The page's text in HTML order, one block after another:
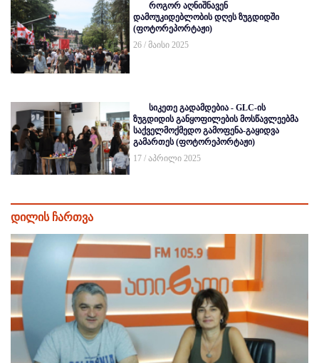
როგორ აღნიშნავენ
დამოუკიდებლობის დღეს ზუგდიდში
(ფოტორეპორტაჟი)
26 / მაისი 2025
სიკეთე გადამდებია - GLC-ის
ზუგდიდის განყოფილების მოსწავლეებმა
საქველმოქმედო გამოფენა-გაყიდვა
გამართეს (ფოტორეპორტაჟი)
17 / აპრილი 2025
დილის ჩართვა